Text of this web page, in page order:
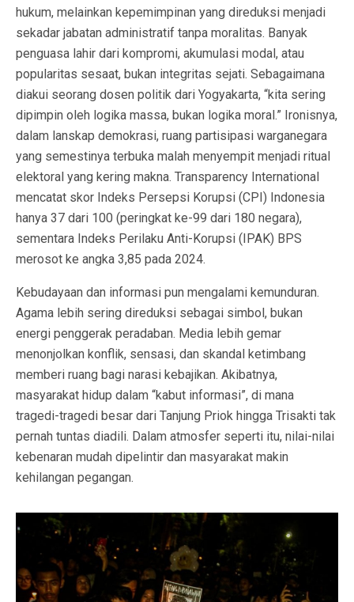
hukum, melainkan kepemimpinan yang direduksi menjadi
sekadar jabatan administratif tanpa moralitas. Banyak
penguasa lahir dari kompromi, akumulasi modal, atau
popularitas sesaat, bukan integritas sejati. Sebagaimana
diakui seorang dosen politik dari Yogyakarta, “kita sering
dipimpin oleh logika massa, bukan logika moral.” Ironisnya,
dalam lanskap demokrasi, ruang partisipasi warganegara
yang semestinya terbuka malah menyempit menjadi ritual
elektoral yang kering makna. Transparency International
mencatat skor Indeks Persepsi Korupsi (CPI) Indonesia
hanya 37 dari 100 (peringkat ke-99 dari 180 negara),
sementara Indeks Perilaku Anti-Korupsi (IPAK) BPS
merosot ke angka 3,85 pada 2024.
Kebudayaan dan informasi pun mengalami kemunduran.
Agama lebih sering direduksi sebagai simbol, bukan
energi penggerak peradaban. Media lebih gemar
menonjolkan konflik, sensasi, dan skandal ketimbang
memberi ruang bagi narasi kebajikan. Akibatnya,
masyarakat hidup dalam “kabut informasi”, di mana
tragedi-tragedi besar dari Tanjung Priok hingga Trisakti tak
pernah tuntas diadili. Dalam atmosfer seperti itu, nilai-nilai
kebenaran mudah dipelintir dan masyarakat makin
kehilangan pegangan.